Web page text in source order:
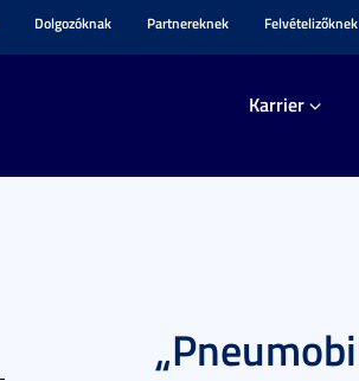
Dolgozóknak Partnereknek Felvételizőknek
Karrier